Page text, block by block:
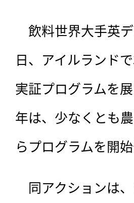
飲料世界大手英
日、アイルランド
実証プログラムを
年は、少なくとも
らプログラムを開始
同アクションは、